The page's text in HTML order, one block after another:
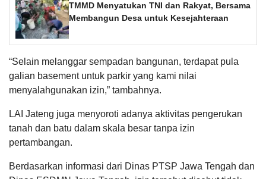
TMMD Menyatukan TNI dan Rakyat, Bersama
Membangun Desa untuk Kesejahteraan
“Selain melanggar sempadan bangunan, terdapat pula
galian basement untuk parkir yang kami nilai
menyalahgunakan izin,” tambahnya.
LAI Jateng juga menyoroti adanya aktivitas pengerukan
tanah dan batu dalam skala besar tanpa izin
pertambangan.
Berdasarkan informasi dari Dinas PTSP Jawa Tengah dan